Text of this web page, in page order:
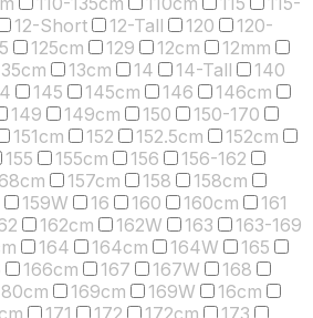
12-Short 12-Tall 120
120-
125cm 129 12cm
12mm
13cm 14 14-Tall
140
145 145cm 146
146cm
149 149cm 150
150-170
151cm 152 152.5cm
152cm
155 155cm 156
156-162
157cm 158
158cm
159W 16 160 160cm
161
162cm 162W 163
163-169
164 164cm 164W
165
166cm 167 167W
168
169cm 169W
16cm